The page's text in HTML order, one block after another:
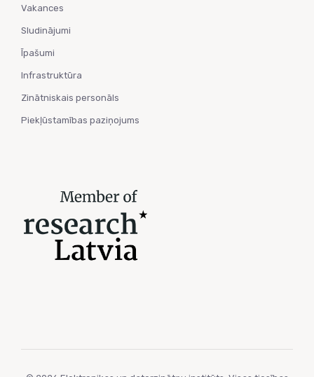
Vakances
Sludinājumi
Īpašumi
Infrastruktūra
Zinātniskais personāls
Piekļūstamības paziņojums